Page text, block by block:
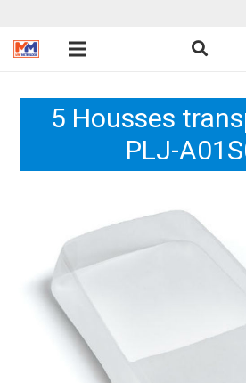
5 Housses
PLJ-